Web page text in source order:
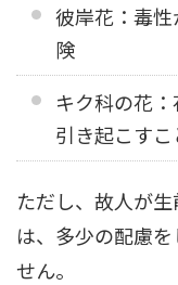
彼岸花：毒
険
キク科の花
引き起こすこ
ただし、故人が
は、多少の配慮
せん。